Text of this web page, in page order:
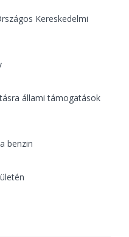
Kereskedelmi
állami támogatások
benzin